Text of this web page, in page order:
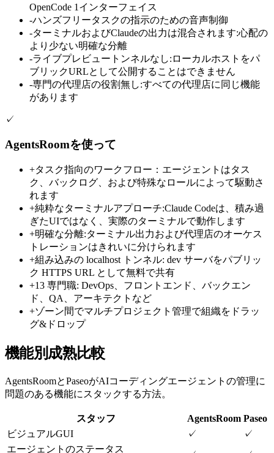
OpenCode 1インターフェイス
-ハンズフリータスクの指示のための音声制御
-ターミナルおよびClaudeの出力は混合されます:心配の
より少ない明確な分離
-ライブプレビュートンネルなし:ローカルホストをパ
ブリックURLとして公開することはできません
-専門の代理店の役割無し:すべての代理店に同じ機能
があります
✓
AgentsRoomを使って
+タスク指向のワークフロー：エージェントはタス
ク、バックログ、および特殊なロールによって駆動さ
れます
+純粋なターミナルアプローチ:Claude Codeは、積み過
ぎたUIではなく、実際のターミナルで動作します
+明確な分離:ターミナル出力および代理店のオーケス
トレーションはきれいに分けられます
+組み込みの localhost トンネル: dev サーバをパブリッ
ク HTTPS URL として無料で共有
+13 専門職: DevOps、フロントエンド、バックエン
ド、QA、アーキテクトなど
+ゾーン間でマルチプロジェクト管理で組織をドラッ
グ&ドロップ
機能別成熟比較
AgentsRoomとPaseoがAIコーディングエージェントの管理に
問題のある機能にスタックする方法。
スタッフ AgentsRoom Paseo
ビジュアルGUI
✓
✓
エージェントのステータス